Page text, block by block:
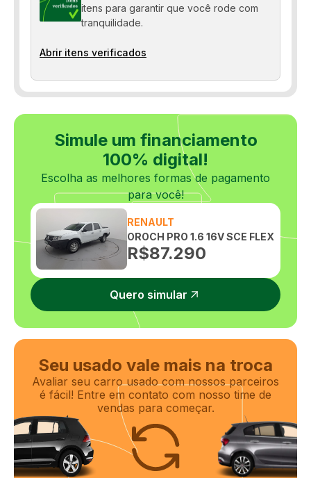
itens para garantir que você rode com
tranquilidade.
Abrir itens verificados
Simule um financiamento
100% digital!
Escolha as melhores formas de pagamento
para você!
RENAULT
OROCH PRO 1.6 16V SCE FLEX
R$87.290
Quero simular
Seu usado vale mais na troca
Avaliar seu carro usado com nossos parceiros
é fácil! Entre em contato com nosso time de
vendas para começar.